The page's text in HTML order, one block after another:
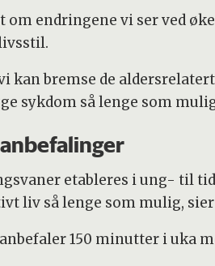
endringene vi ser ved
kan bremse de
sykdom så lenge som
etableres i ung- til
liv så lenge som mulig,
150 minutter i